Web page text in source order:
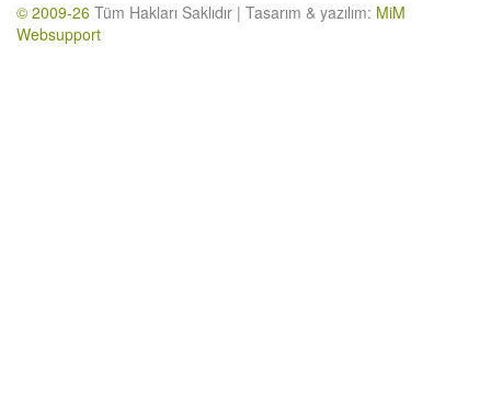
© 2009-26 Tüm Hakları Saklıdır | Tasarım & yazılım: MiM
Websupport